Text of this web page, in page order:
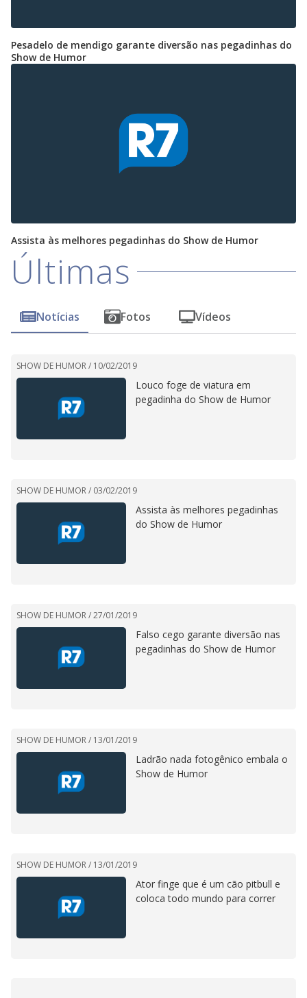
Pesadelo de mendigo garante diversão nas pegadinhas do
Show de Humor
Assista às melhores pegadinhas do Show de Humor
Últimas
Notícias Fotos Vídeos
SHOW DE HUMOR / 10/02/2019
Louco foge de viatura em
pegadinha do Show de Humor
SHOW DE HUMOR / 03/02/2019
Assista às melhores pegadinhas
do Show de Humor
SHOW DE HUMOR /27/01/2019
Falso cego garante diversão nas
pegadinhas do Show de Humor
SHOW DE HUMOR / 13/01/2019
Ladrão nada fotogênico embala o
Show de Humor
SHOW DE HUMOR / 13/01/2019
Ator finge que é um cão pitbull e
coloca todo mundo para correr